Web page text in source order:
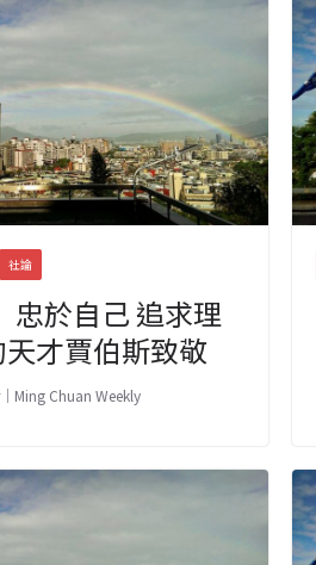
社論
忠於自己 追求理
才賈伯斯致敬
Ming Chuan Weekly